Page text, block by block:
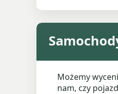
Możemy
nam, czy